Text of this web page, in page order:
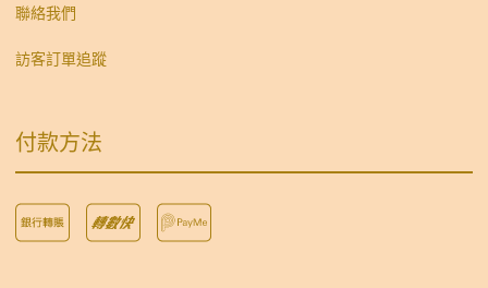
聯絡我們
訪客訂單追蹤
付款方法